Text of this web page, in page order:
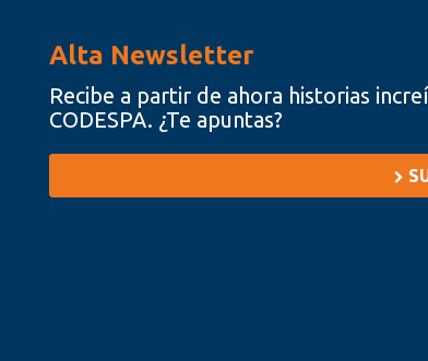
Alta Newsletter
Recibe a partir de ahora historias
CODESPA. ¿Te apuntas?